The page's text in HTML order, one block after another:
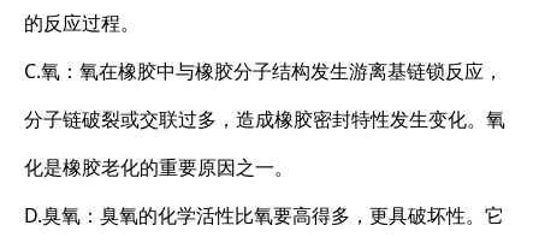
的反应过程。
C.氧：氧在橡胶中与橡胶分子结构发生游离基链锁反应，
分子链破裂或交联过多，造成橡胶密封特性发生变化。氧
化是橡胶老化的重要原因之一。
D.臭氧：臭氧的化学活性比氧要高得多，更具破坏性。它